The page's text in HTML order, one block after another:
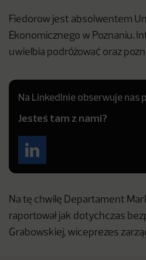
Fiedorow jest absolwentem
Ekonomicznego w Poznaniu.
uwielbia podróżować oraz
Na LinkedInie obserwuje nas
Jesteś tam z nami?
Na tę chwilę Departament
raportował jak dotychczas
Grabowskiej, wiceprezes